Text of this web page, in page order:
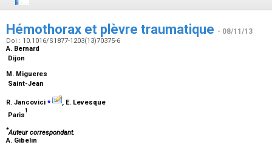
Hémothorax et plèvre traumatique - 08/11/13
Doi : 10.1016/S1877-1203(13)70375-6
A. Bernard
Dijon
M. Migueres
Saint-Jean
R. Jancovici ⁎
, E. Levesque
Paris
1
*Auteur correspondant.
A. Gibelin